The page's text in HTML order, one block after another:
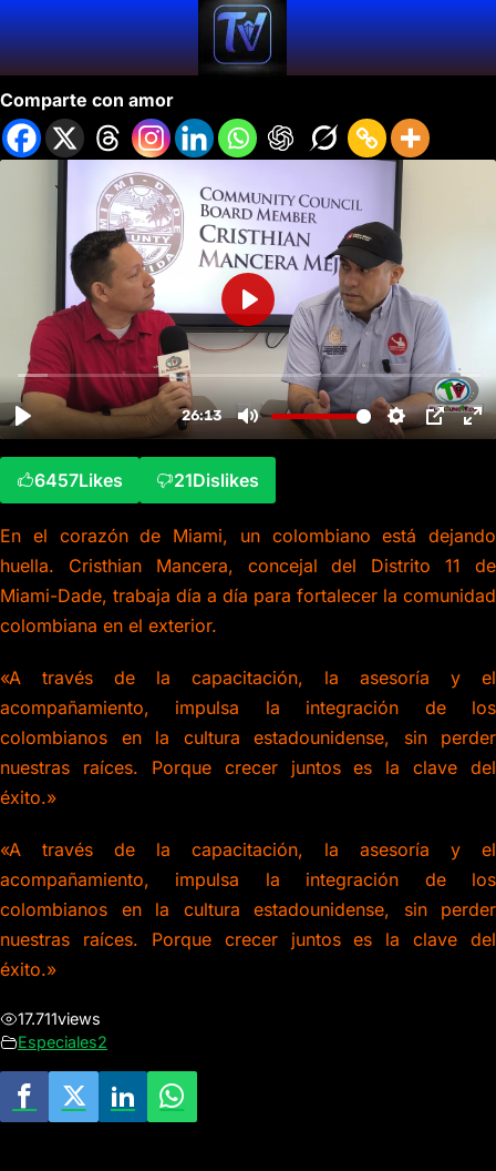
Cristhian Mancera: Uniendo Colombianos en Miami
Comparte con amor
6457Likes 21Dislikes
En el corazón de Miami, un colombiano está dejando
huella. Cristhian Mancera, concejal del Distrito 11 de
Miami-Dade, trabaja día a día para fortalecer la comunidad
colombiana en el exterior.
«A través de la capacitación, la asesoría y el
acompañamiento, impulsa la integración de los
colombianos en la cultura estadounidense, sin perder
nuestras raíces. Porque crecer juntos es la clave del
éxito.»
«A través de la capacitación, la asesoría y el
acompañamiento, impulsa la integración de los
colombianos en la cultura estadounidense, sin perder
nuestras raíces. Porque crecer juntos es la clave del
éxito.»
17.711views
Especiales2